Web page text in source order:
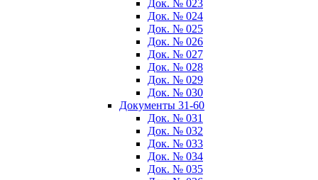
Док. № 023
Док. № 024
Док. № 025
Док. № 026
Док. № 027
Док. № 028
Док. № 029
Док. № 030
Документы 31-60
Док. № 031
Док. № 032
Док. № 033
Док. № 034
Док. № 035